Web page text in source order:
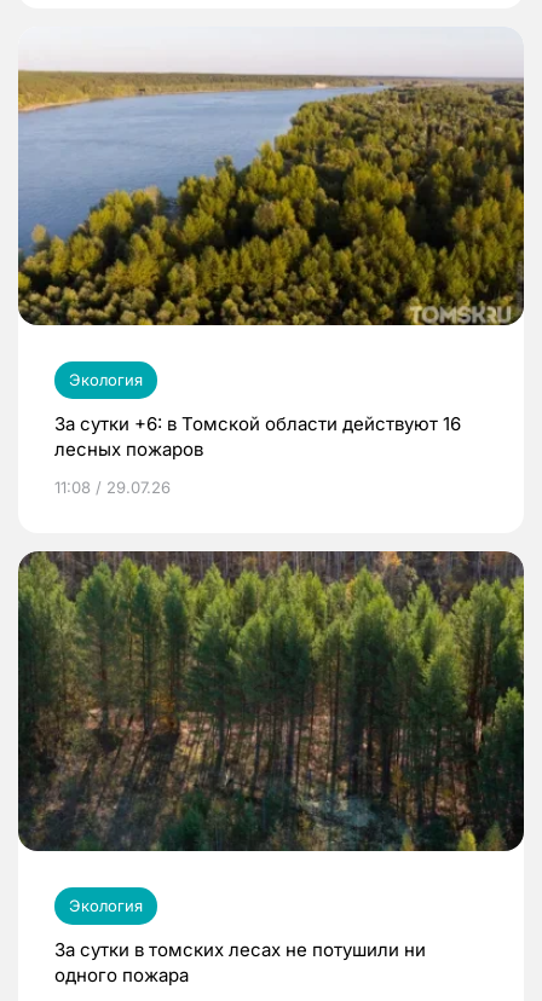
Экология
За сутки +6: в Томской области действуют 16
лесных пожаров
11:08 / 29.07.26
Экология
За сутки в томских лесах не потушили ни
одного пожара